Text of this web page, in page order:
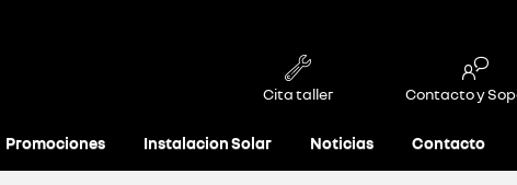
Cita taller Contacto y
Promociones Instalacion Solar Noticias Contacto